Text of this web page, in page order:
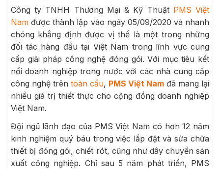
Công ty TNHH Thương Mại & Kỹ Thuật PMS Việt
Nam được thành lập vào ngày 05/09/2020 và nhanh
chóng khẳng định được vị thế là một trong những
đối tác hàng đầu tại Việt Nam trong lĩnh vực cung
cấp giải pháp công nghệ đóng gói. Với mục tiêu kết
nối doanh nghiệp trong nước với các nhà cung cấp
công nghệ trên toàn cầu, PMS Việt Nam đã mang lại
nhiều giá trị thiết thực cho cộng đồng doanh nghiệp
Việt Nam.
Đội ngũ lãnh đạo của PMS Việt Nam có hơn 12 năm
kinh nghiệm quý báu trong việc lắp đặt và sửa chữa
thiết bị đóng gói, chiết rót, cũng như dây chuyền sản
xuất công nghiệp. Chỉ sau 5 năm phát triển, PMS